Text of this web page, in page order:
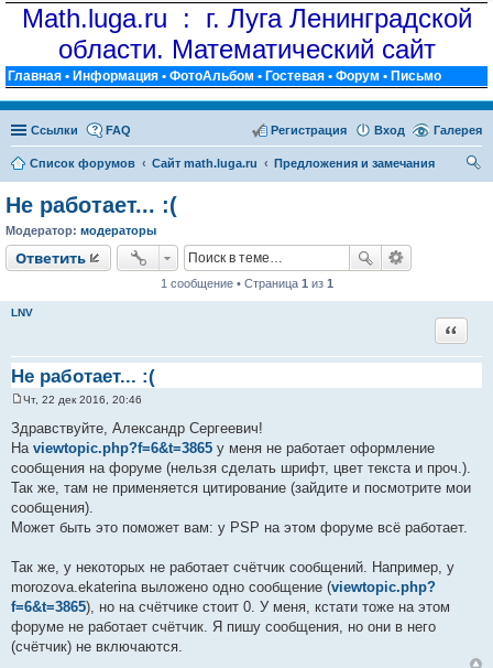
Math.luga.ru : г. Луга Ленинградской
области. Математический сайт
Главная • Информация • ФотоАльбом • Гостевая • Форум • Письмо
Ссылки Галерея
FAQ Вход
Регистрация
Список форумов Сайт math.luga.ru
Предложения и замечания
Не работает... :(
Модератор: модераторы
Ответить
1 сообщение • Страница 1 из 1
LNV
Не работает... :(
о
б
е
н
е
Чт, 22 дек 2016, 20:46
Здравствуйте, Александр Сергеевич!
На viewtopic.php?f=6&t=3865 у меня не работает оформление
сообщения на форуме (нельзя сделать шрифт, цвет текста и проч.).
Так же, там не применяется цитирование (зайдите и посмотрите мои
сообщения).
Может быть это поможет вам: у PSP на этом форуме всё работает.
Так же, у некоторых не работает счётчик сообщений. Например, у
morozova.ekaterina выложено одно сообщение (viewtopic.php?
f=6&t=3865), но на счётчике стоит 0. У меня, кстати тоже на этом
форуме не работает счётчик. Я пишу сообщения, но они в него
(счётчик) не включаются.